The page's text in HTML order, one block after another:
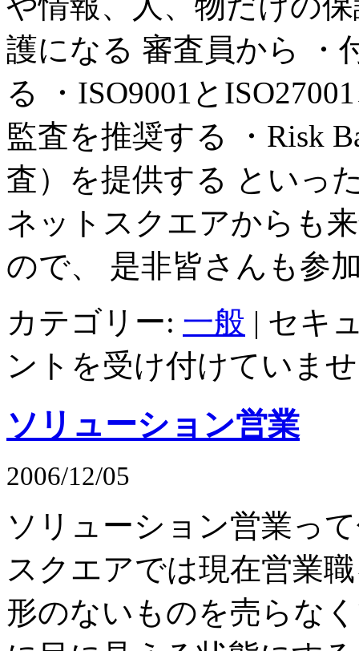
護になる 審査員から ・
る ・ISO9001と
監査を推奨する ・Risk
査）を提供する といっ
ネットスクエアからも
ので、 是非皆さんも参
カテゴリー: 一般 | セキ
ントを受け付けていま
ソリューション営業
2006/12/05
ソリューション営業っ
スクエアでは現在営業
形のないものを売らな